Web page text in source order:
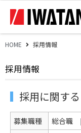
HOME 採用情報
採用情報
採用に関す
募集職種 総合職 [